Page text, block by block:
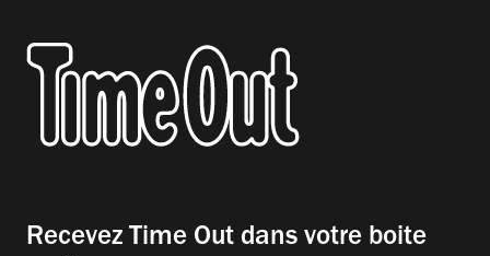
Recevez Time Out dans votre boite